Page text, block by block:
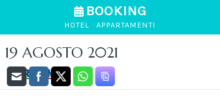
BOOKING
HOTEL APPARTAMENTI
19 AGOSTO 2021